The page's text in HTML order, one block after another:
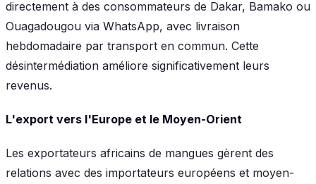
directement à des consommateurs de Dakar, Bamako ou
Ouagadougou via WhatsApp, avec livraison
hebdomadaire par transport en commun. Cette
désintermédiation améliore significativement leurs
revenus.
L'export vers l'Europe et le Moyen-Orient
Les exportateurs africains de mangues gèrent des
relations avec des importateurs européens et moyen-